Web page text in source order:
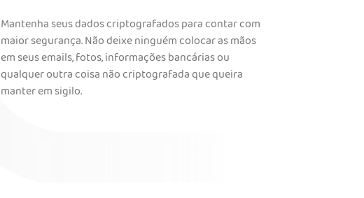
Mantenha seus dados criptografados para contar com
maior segurança. Não deixe ninguém colocar as mãos
em seus emails, fotos, informações bancárias ou
qualquer outra coisa não criptografada que queira
manter em sigilo.